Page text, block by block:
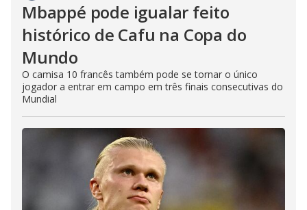
Mbappé pode igualar feito
histórico de Cafu na Copa do
Mundo
O camisa 10 francês também pode se tornar o único
jogador a entrar em campo em três finais consecutivas do
Mundial